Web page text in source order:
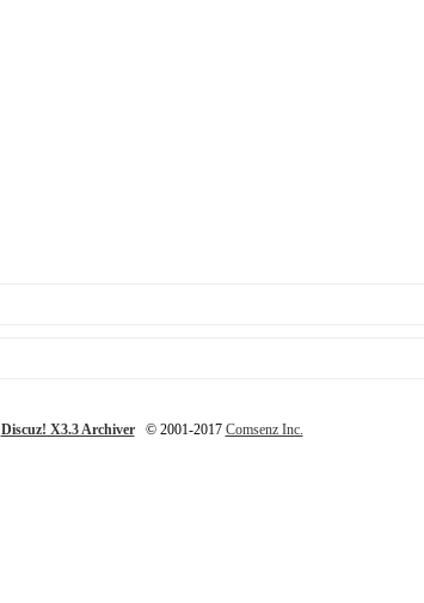
Discuz! X3.3 Archiver© 2001-2017 Comsenz Inc.